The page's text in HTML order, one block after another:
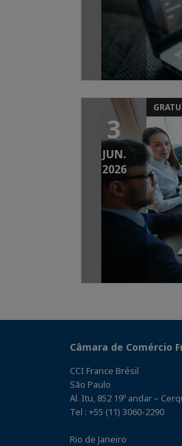
3
JUN.
2026
Câmara de Comércio
CCI France Brésil
São Paulo
Al. Itu, 852 19º andar –
Tel : +55 (11) 3060-2290
Rio de Janeiro